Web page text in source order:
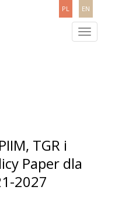
PL EN
Toggle
TGR i
Paper dla
2027